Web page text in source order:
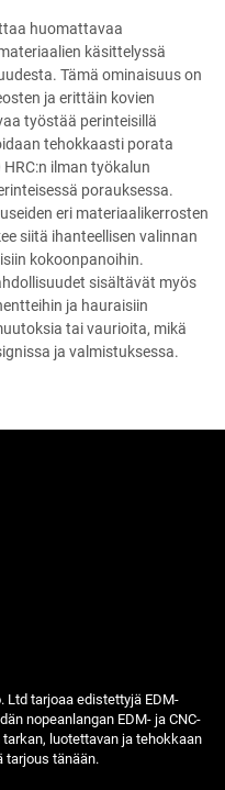
huomattavaa
käsittelyssä
Tämä ominaisuus on
ja erittäin kovien
työstää perinteisillä
tehokkaasti porata
ilman työkalun
porauksessa.
eri materiaalikerrosten
siitä ihanteellisen valinnan
kokoonpanoihin.
sisältävät myös
ja hauraisiin
tai vaurioita, mikä
ja valmistuksessa.
Ltd tarjoaa edistettyjä EDM-
nopeanlangan EDM- ja CNC-
luotettavan ja tehokkaan
tarjous tänään.